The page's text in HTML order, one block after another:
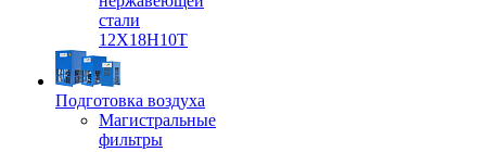
стали
12Х18Н10Т
Подготовка воздуха
Магистральные
фильтры